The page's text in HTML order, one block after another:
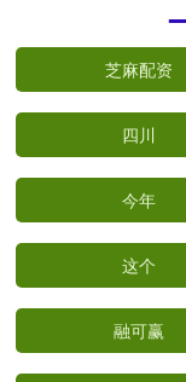
芝麻配资
四川
今年
这个
融可赢